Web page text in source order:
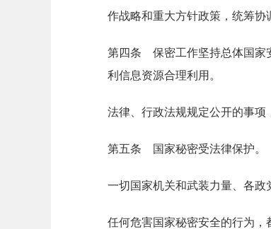
作战略和重大方针政策，统筹协
第四条 保密工作坚持总体国家
利信息资源合理利用。
法律、行政法规规定公开的事项
第五条 国家秘密受法律保护。
一切国家机关和武装力量、各政
任何危害国家秘密安全的行为，